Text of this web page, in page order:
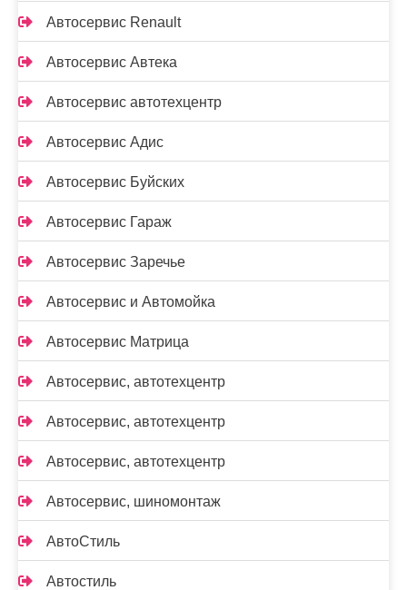
Автосервис Renault
Автосервис Автека
Автосервис автотехцентр
Автосервис Адис
Автосервис Буйских
Автосервис Гараж
Автосервис Заречье
Автосервис и Автомойка
Автосервис Матрица
Автосервис, автотехцентр
Автосервис, автотехцентр
Автосервис, автотехцентр
Автосервис, шиномонтаж
АвтоСтиль
Автостиль